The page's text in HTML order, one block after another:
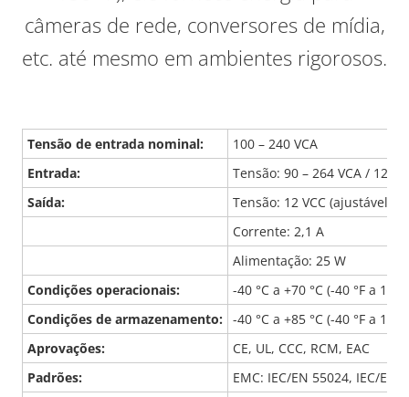
câmeras de rede, conversores de mídia,
etc. até mesmo em ambientes rigorosos.
Tensão de entrada nominal:
100 – 240 VCA
Entrada:
Tensão: 90 – 264 VCA / 120 –
Saída:
Tensão: 12 VCC (ajustável de
Corrente: 2,1 A
Alimentação: 25 W
Condições operacionais:
-40 °C a +70 °C (-40 °F a 158
Condições de armazenamento:
-40 °C a +85 °C (-40 °F a 185
Aprovações:
CE, UL, CCC, RCM, EAC
Padrões:
EMC: IEC/EN 55024, IEC/EN